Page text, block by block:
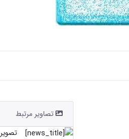
تصاویر مرتبط
تصویر 10